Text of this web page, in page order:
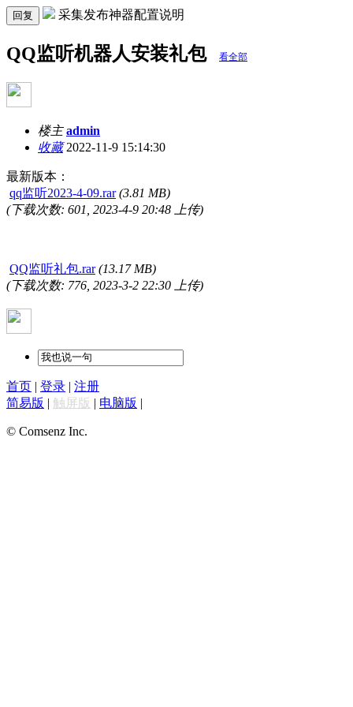
回复 采集发布神器配置说明
QQ监听机器人安装礼包 看全部
楼主 admin
收藏2022-11-9 15:14:30
最新版本：
qq监听2023-4-09.rar (3.81 MB)
(下载次数: 601, 2023-4-9 20:48 上传)
QQ监听礼包.rar (13.17 MB)
(下载次数: 776, 2023-3-2 22:30 上传)
首页 | 登录 | 注册
简易版 | 触屏版 | 电脑版 |
© Comsenz Inc.